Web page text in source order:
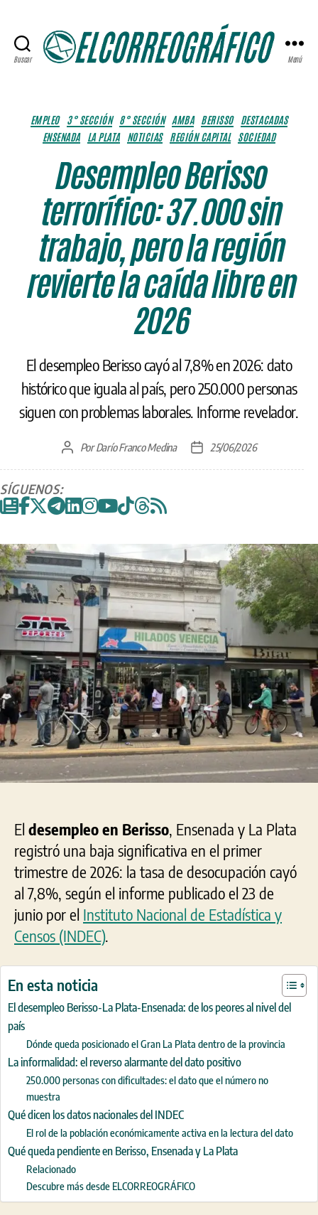
Buscar Menú
Categorías
EMPLEO 3° SECCIÓN 8° SECCIÓN AMBA BERISSO
DESTACADAS
ENSENADA
LA PLATA NOTICIAS REGIÓN CAPITAL SOCIEDAD
Desempleo Berisso
terrorífico: 37.000 sin
trabajo, pero la región
revierte la caída libre en
2026
El desempleo Berisso cayó al 7,8% en 2026: dato
histórico que iguala al país, pero 250.000 personas
siguen con problemas laborales. Informe revelador.
Autor
entrada
PorDarío Franco Medina
Fecha25/06/2026
SÍGUENOS:
El desempleo en Berisso, Ensenada y La Plata
registró una baja significativa en el primer
trimestre de 2026: la tasa de desocupación cayó
al 7,8%, según el informe publicado el 23 de
junio por el Instituto Nacional de Estadística y
Censos (INDEC).
En esta noticia
El desempleo Berisso-La Plata-Ensenada: de los peores al nivel del
país
Dónde queda posicionado el Gran La Plata dentro de la provincia
La informalidad: el reverso alarmante del dato positivo
250.000 personas con dificultades: el dato que el número no
muestra
Qué dicen los datos nacionales del INDEC
El rol de la población económicamente activa en la lectura del dato
Qué queda pendiente en Berisso, Ensenada y La Plata
Relacionado
Descubre más desde ELCORREOGRÁFICO